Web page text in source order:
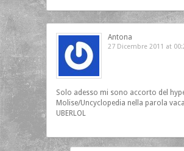
Antona
27 Dicembre 2011 at
Solo adesso mi sono accorto del
Molise/Uncyclopedia nella parola
UBERLOL